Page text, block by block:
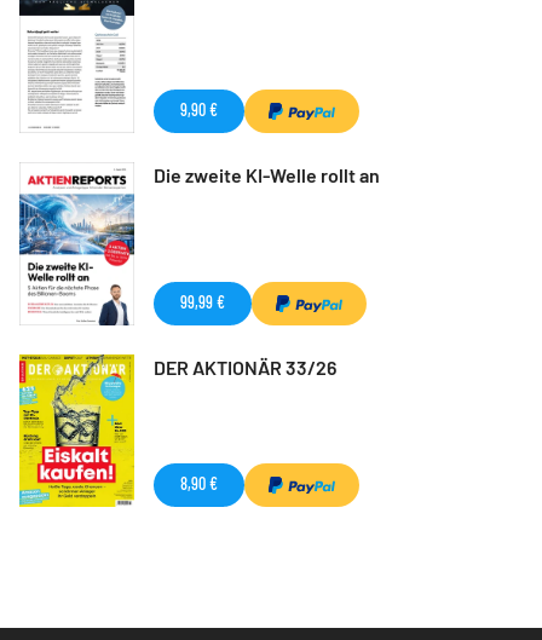
9,90 €
Die zweite KI-Welle rollt an
99,99 €
DER AKTIONÄR 33/26
8,90 €